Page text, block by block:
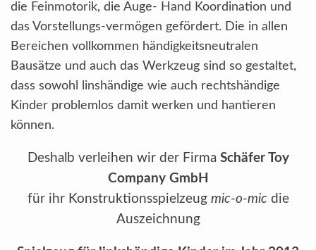
die Feinmotorik, die Auge- Hand Koordination und
das Vorstellungs-vermögen gefördert. Die in allen
Bereichen vollkommen händigkeitsneutralen
Bausätze und auch das Werkzeug sind so gestaltet,
dass sowohl linshändige wie auch rechtshändige
Kinder problemlos damit werken und hantieren
können.
Deshalb verleihen wir der Firma Schäfer Toy
Company GmbH
für ihr Konstruktionsspielzeug mic-o-mic die
Auszeichnung